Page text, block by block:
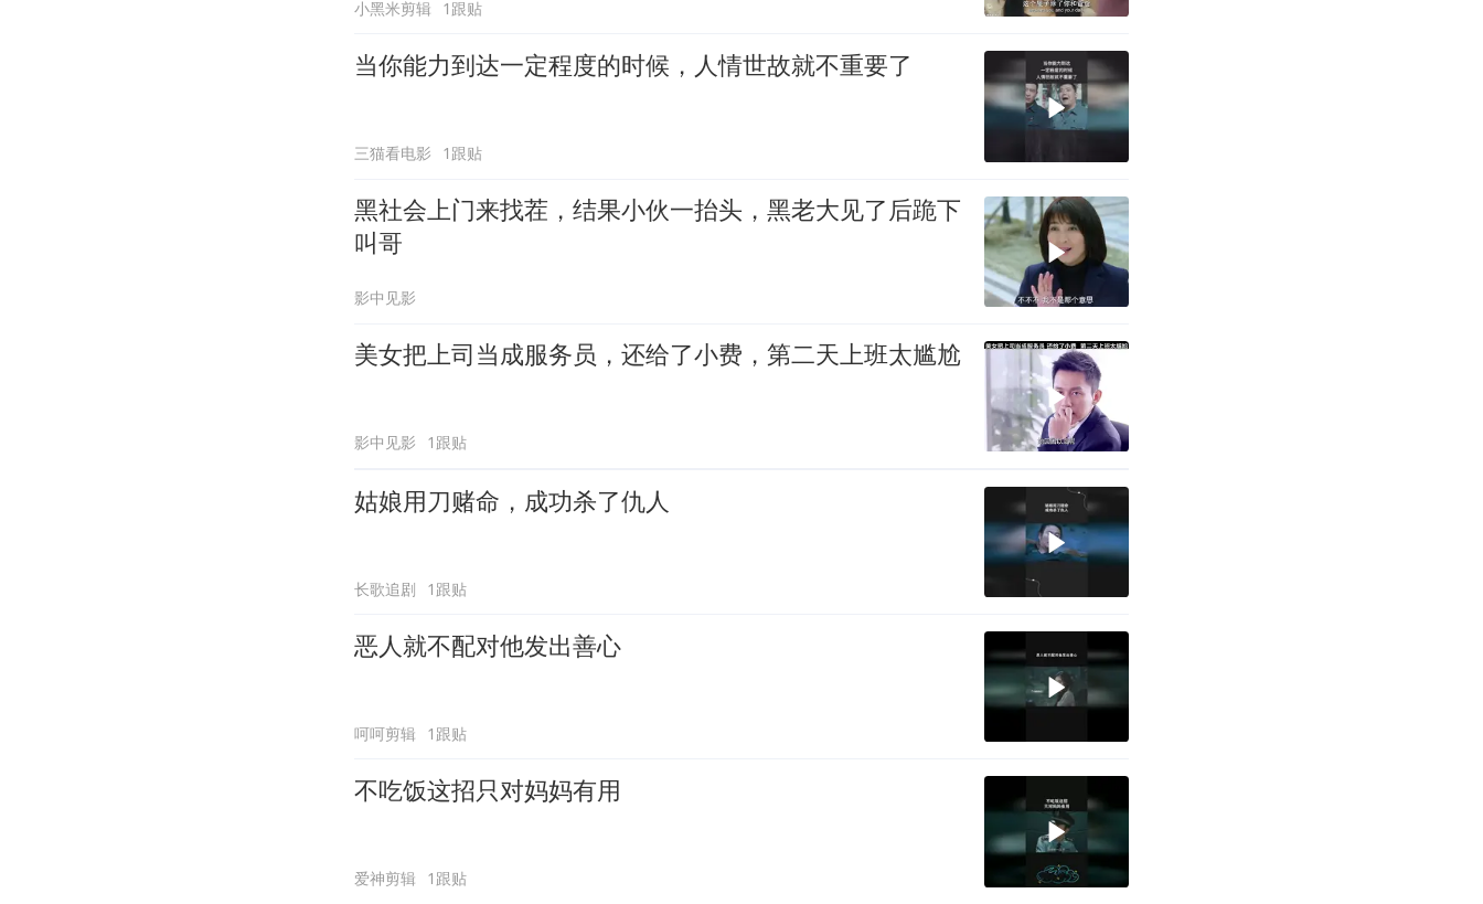
小黑米剪辑 1跟贴
当你能力到达一定程度的时候，人情世故就不重要了
三猫看电影 1跟贴
黑社会上门来找茬，结果小伙一抬头，黑老大见了后跪下
叫哥
影中见影
美女把上司当成服务员，还给了小费，第二天上班太尴尬
影中见影 1跟贴
姑娘用刀赌命，成功杀了仇人
长歌追剧 1跟贴
恶人就不配对他发出善心
呵呵剪辑 1跟贴
不吃饭这招只对妈妈有用
爱神剪辑 1跟贴